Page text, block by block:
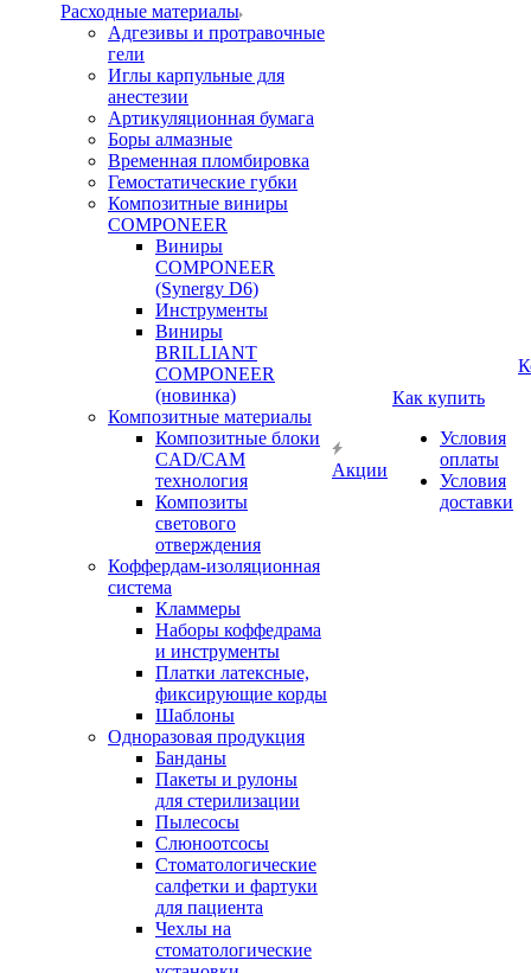
Расходные материалы
Адгезивы и протравочные
гели
Иглы карпульные для
анестезии
Артикуляционная бумага
Боры алмазные
Временная пломбировка
Гемостатические губки
Композитные виниры
COMPONEER
Виниры
COMPONEER
(Synergy D6)
Инструменты
Виниры
BRILLIANT
COMPONEER
(новинка)
Композитные материалы
Композитные блоки
CAD/СAM
технология
Композиты
светового
отверждения
Коффердам-изоляционная
система
Кламмеры
Наборы коффедрама
и инструменты
Платки латексные,
фиксирующие корды
Шаблоны
Одноразовая продукция
Банданы
Пакеты и рулоны
для стерилизации
Пылесосы
Слюноотсосы
Стоматологические
салфетки и фартуки
для пациента
Чехлы на
стоматологические
Акции
Как купить
Условия
оплаты
Условия
доставки